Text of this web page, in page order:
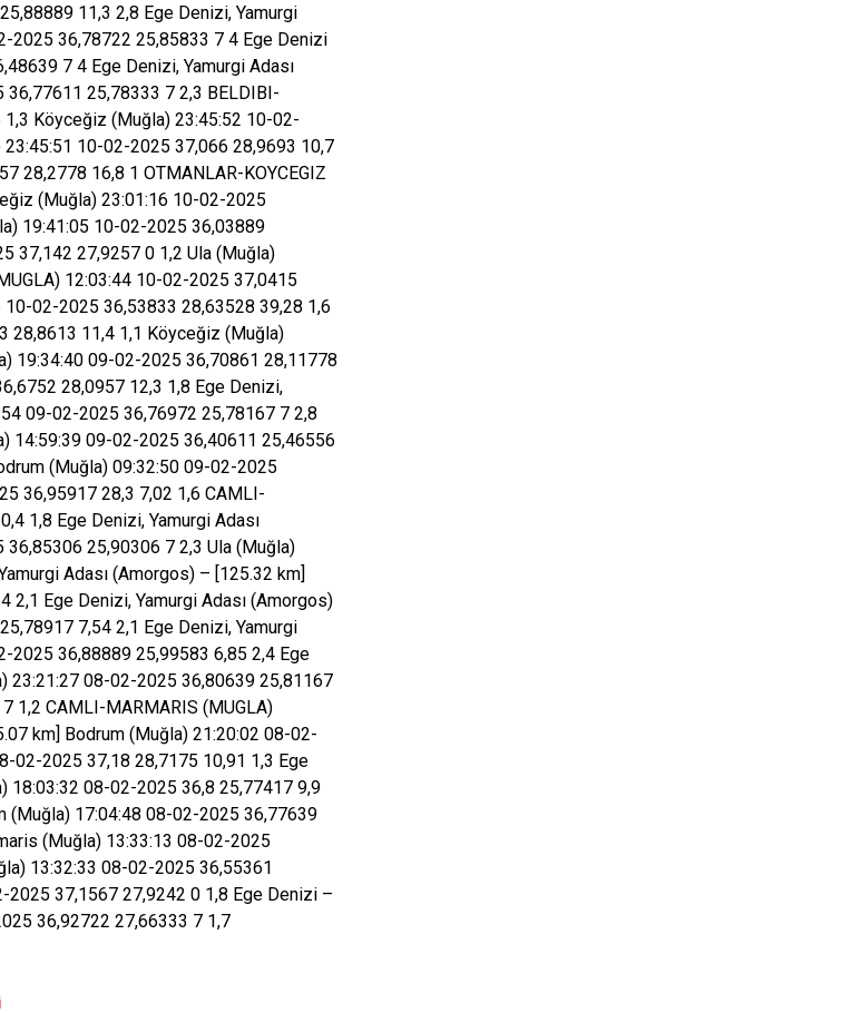
11,3 2,8 Ege Denizi, Yamurgi
2025 36,78722 25,85833 7 4 Ege Denizi
7 4 Ege Denizi, Yamurgi Adası
25,78333 7 2,3 BELDIBI-
Köyceğiz (Muğla) 23:45:52 10-02-
23:45:51 10-02-2025 37,066 28,9693 10,7
28,2778 16,8 1 OTMANLAR-KOYCEGIZ
(Muğla) 23:01:16 10-02-2025
19:41:05 10-02-2025 36,03889
37,142 27,9257 0 1,2 Ula (Muğla)
12:03:44 10-02-2025 37,0415
02-2025 36,53833 28,63528 39,28 1,6
28,8613 11,4 1,1 Köyceğiz (Muğla)
19:34:40 09-02-2025 36,70861 28,11778
28,0957 12,3 1,8 Ege Denizi,
09-02-2025 36,76972 25,78167 7 2,8
14:59:39 09-02-2025 36,40611 25,46556
(Muğla) 09:32:50 09-02-2025
36,95917 28,3 7,02 1,6 CAMLI-
1,8 Ege Denizi, Yamurgi Adası
25,90306 7 2,3 Ula (Muğla)
Adası (Amorgos) – [125.32 km]
Ege Denizi, Yamurgi Adası (Amorgos)
7,54 2,1 Ege Denizi, Yamurgi
2025 36,88889 25,99583 6,85 2,4 Ege
23:21:27 08-02-2025 36,80639 25,81167
1,2 CAMLI-MARMARIS (MUGLA)
km] Bodrum (Muğla) 21:20:02 08-02-
02-2025 37,18 28,7175 10,91 1,3 Ege
18:03:32 08-02-2025 36,8 25,77417 9,9
(Muğla) 17:04:48 08-02-2025 36,77639
(Muğla) 13:33:13 08-02-2025
13:32:33 08-02-2025 36,55361
2025 37,1567 27,9242 0 1,8 Ege Denizi –
36,92722 27,66333 7 1,7